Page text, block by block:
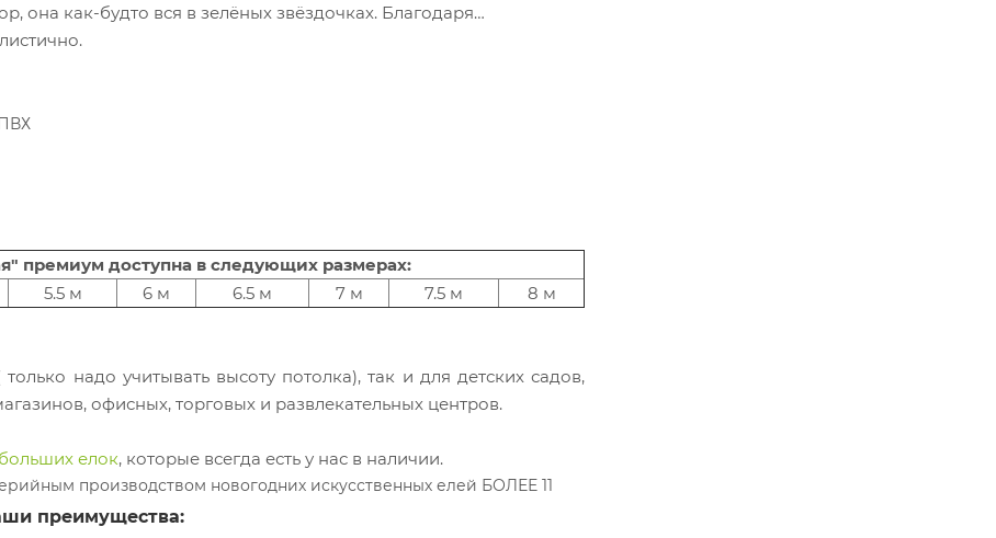
она как-будто вся в зелёных звёздочках. Благодаря
премиум доступна в следующих размерах:
5.5 м 6 м 6.5 м 7 м 7.5 м 8 м
надо учитывать высоту потолка), так и для детских садов,
офисных, торговых и развлекательных центров.
елок, которые всегда есть у нас в наличии.
преимущества:
производством новогодних искусственных елей БОЛЕЕ 11